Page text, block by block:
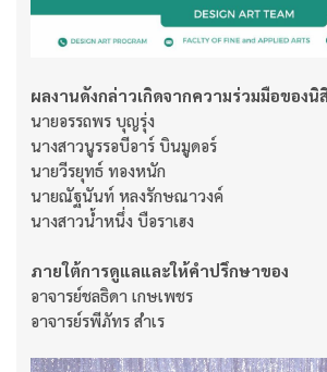
ผลงานดังกล่าวเกิดจากความร่วมมือของนิ
นายอรรถพร บุญรุ่ง
นางสาวนูรรอบีอาร์ บินมูดอร์
นายวีรยุทธ์ ทองหนัก
นายณัฐนันท์ หลงรักษณาวงค์
นางสาวน้ำหนึ่ง บือราเฮง
ภายใต้การดูแลและให้คำปรึกษาของ
อาจารย์ชลธิดา เกษเพชร
อาจารย์รพีภัทร สำเร